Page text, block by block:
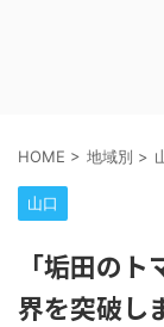
HOME > 地域別 >
山口
「垢田の
界を突破し